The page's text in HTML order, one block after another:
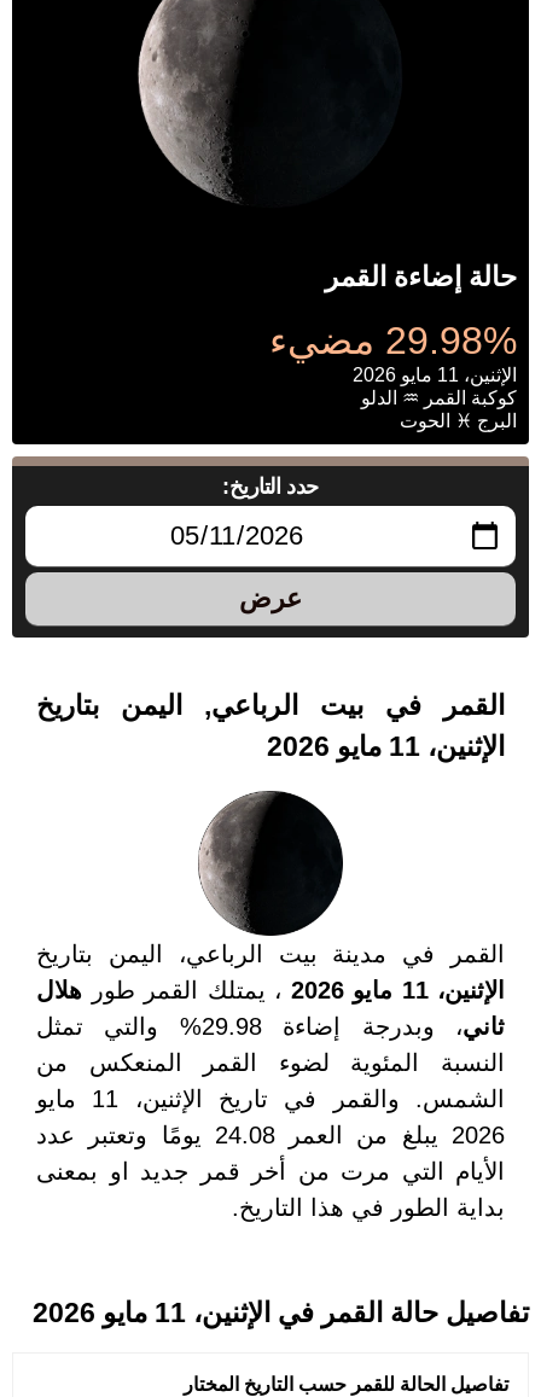
حالة إضاءة القمر
29.98% مضيء
الإثنين، 11 مايو 2026
كوكبة القمر ♒ الدلو
البرج ♓ الحوت
حدد التاريخ:
عرض
القمر في بيت الرباعي, اليمن بتاريخ
الإثنين، 11 مايو 2026
القمر في مدينة بيت الرباعي، اليمن بتاريخ
الإثنين، 11 مايو 2026
، يمتلك القمر طور هلال
ثاني
، وبدرجة إضاءة 29.98% والتي تمثل
النسبة المئوية لضوء القمر المنعكس من
الشمس. والقمر في تاريخ الإثنين، 11 مايو
2026 يبلغ من العمر 24.08 يومًا وتعتبر عدد
الأيام التي مرت من أخر قمر جديد او بمعنى
بداية الطور في هذا التاريخ.
تفاصيل حالة القمر في الإثنين، 11 مايو 2026
تفاصيل الحالة للقمر حسب التاريخ المختار